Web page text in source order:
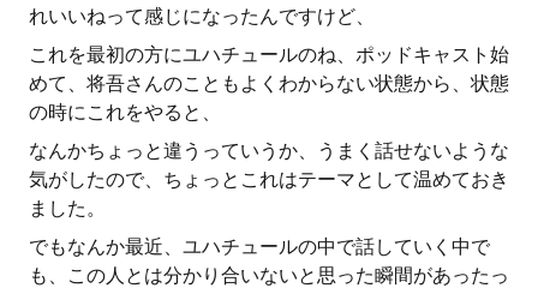
れいいねって感じになったんですけど、
これを最初の方にユハチュールのね、ポッドキャスト始
めて、将吾さんのこともよくわからない状態から、状態
の時にこれをやると、
なんかちょっと違うっていうか、うまく話せないような
気がしたので、ちょっとこれはテーマとして温めておき
ました。
でもなんか最近、ユハチュールの中で話していく中で
も、この人とは分かり合いないと思った瞬間があったっ